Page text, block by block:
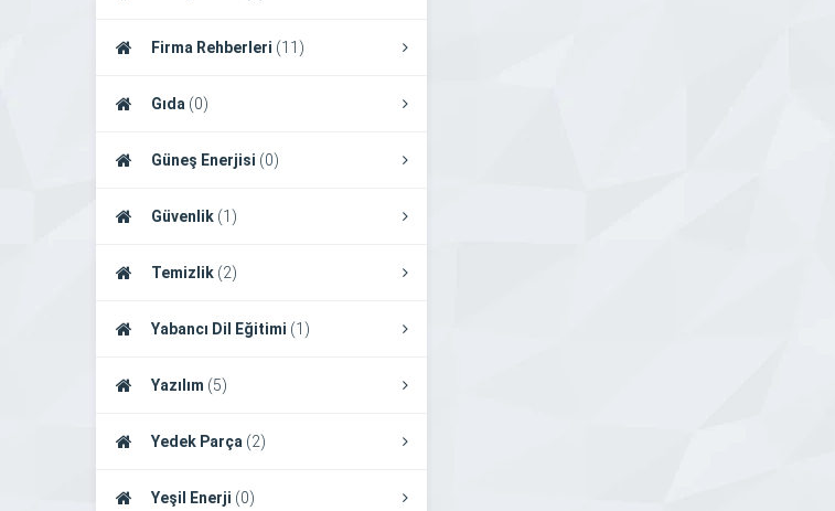
Firma Rehberleri (11)
Gıda (0)
Güneş Enerjisi (0)
Güvenlik (1)
Temizlik (2)
Yabancı Dil Eğitimi (1)
Yazılım (5)
Yedek Parça (2)
Yeşil Enerji (0)